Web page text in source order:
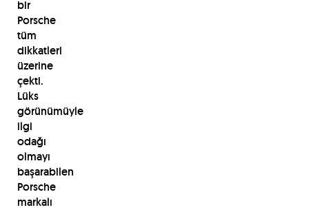
bir
Porsche
tüm
dikkatleri
üzerine
çekti.
Lüks
görünümüyle
ilgi
odağı
olmayı
başarabilen
Porsche
markalı